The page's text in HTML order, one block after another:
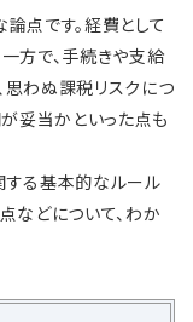
点です。経費として
方で、手続きや支給
わぬ課税リスクにつ
妥当かといった点も
する基本的なルール
などについて、わか